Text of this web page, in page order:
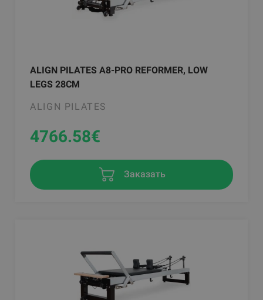
ALIGN PILATES A8-PRO REFORMER, LOW
LEGS 28CM
ALIGN PILATES
4766.58€
Заказать